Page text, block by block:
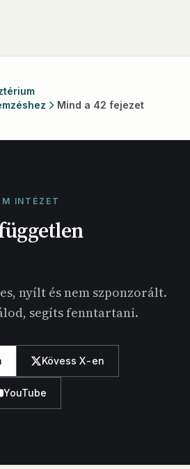
Mind a 42 fejezet
INTÉZET
nyílt és nem szponzorált.
segíts fenntartani.
Kövess X-en
YouTube